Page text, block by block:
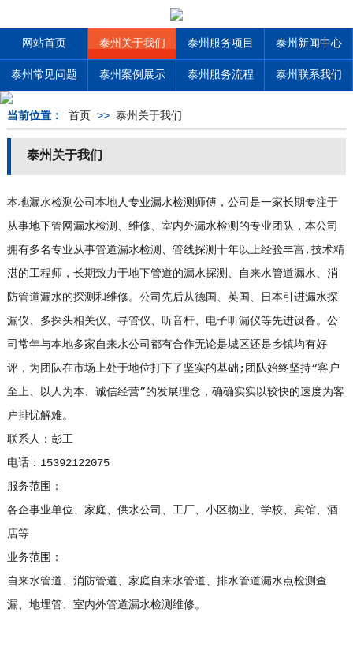
网站首页 泰州关于我们 泰州服务项目 泰州新闻中心
泰州常见问题 泰州案例展示 泰州服务流程 泰州联系我们
当前位置： 首页 >> 泰州关于我们
泰州关于我们
本地漏水检测公司本地人专业漏水检测师傅，公司是一家长期专注于
从事地下管网漏水检测、维修、室内外漏水检测的专业团队，本公司
拥有多名专业从事管道漏水检测、管线探测十年以上经验丰富,技术精
湛的工程师，长期致力于地下管道的漏水探测、自来水管道漏水、消
防管道漏水的探测和维修。公司先后从德国、英国、日本引进漏水探
漏仪、多探头相关仪、寻管仪、听音杆、电子听漏仪等先进设备。公
司常年与本地多家自来水公司都有合作无论是城区还是乡镇均有好
评，为团队在市场上处于地位打下了坚实的基础;团队始终坚持“客户
至上、以人为本、诚信经营”的发展理念，确确实实以较快的速度为客
户排忧解难。
联系人：彭工
电话：15392122075
服务范围：
各企事业单位、家庭、供水公司、工厂、小区物业、学校、宾馆、酒
店等
业务范围：
自来水管道、消防管道、家庭自来水管道、排水管道漏水点检测查
漏、地埋管、室内外管道漏水检测维修。